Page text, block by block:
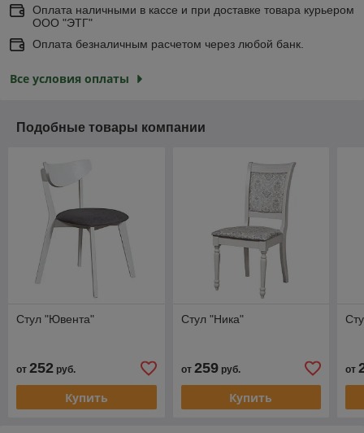
Оплата наличными в кассе и при доставке товара курьером
ООО "ЭТГ"
Оплата безналичным расчетом через любой банк.
Все условия оплаты
Подобные товары компании
Стул "Ювента"
от 252 руб.
Купить
Стул "Ника"
от 259руб.
Купить
от